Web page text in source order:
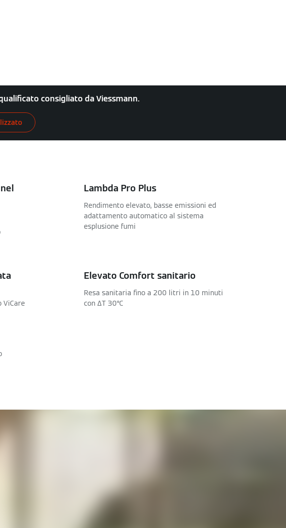
consigliato da Viessmann.
Lambda Pro Plus
Rendimento elevato, basse emissioni ed
adattamento automatico al sistema
esplusione fumi
ViCare
Elevato Comfort sanitario
Resa sanitaria fino a 200 litri in 10 minuti
con ΔT 30°C